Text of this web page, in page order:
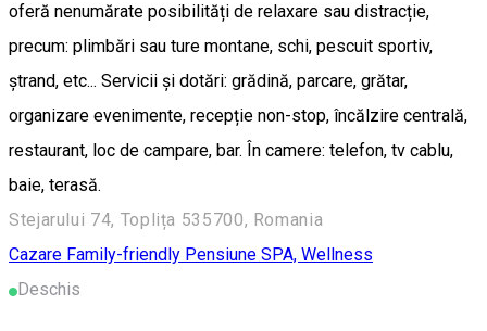
oferă nenumărate posibilități de relaxare sau distracție,
precum: plimbări sau ture montane, schi, pescuit sportiv,
ștrand, etc... Servicii și dotări: grădină, parcare, grătar,
organizare evenimente, recepție non-stop, încălzire centrală,
restaurant, loc de campare, bar. În camere: telefon, tv cablu,
baie, terasă.
Stejarului 74, Toplița 535700, Romania
Cazare Family-friendly Pensiune SPA, Wellness
Deschis